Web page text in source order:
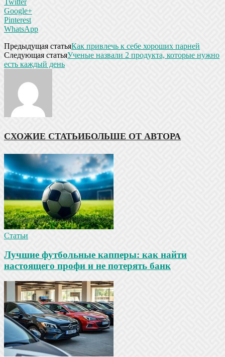
Google+
Pinterest
WhatsApp
Предыдущая статьяКак привлечь к себе хороших парней
Следующая статьяУченые назвали 2 продукта, которые нужно
есть каждый день
СХОЖИЕ СТАТЬИБОЛЬШЕ ОТ АВТОРА
Статьи
Лучшие футбольные капперы: как найти
настоящего профи и не потерять банк